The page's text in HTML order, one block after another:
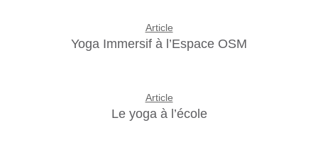
Article
Yoga Immersif à l’Espace OSM
Article
Le yoga à l’école